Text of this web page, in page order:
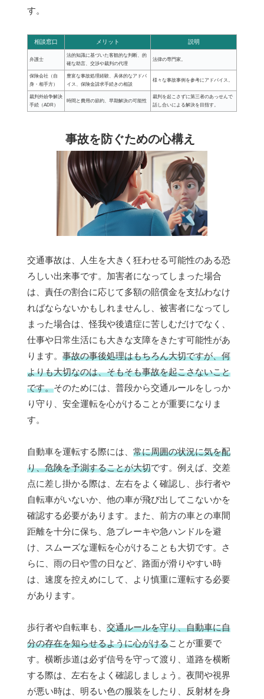
す。
相談窓口 メリット 説明
弁護士
法的知識に基づいた客観的な判断、的
確な助言、交渉や裁判の代理
法律の専門家。
保険会社（自
身・相手方）
豊富な事故処理経験、具体的なアドバ
イス、保険金請求手続きの相談
様々な事故事例を参考にアドバイス。
裁判外紛争解決
手続（ADR）
時間と費用の節約、早期解決の可能性
裁判を起こさずに第三者のあっせんで
話し合いによる解決を目指す。
事故を防ぐための心構え
交通事故は、人生を大きく狂わせる可能性のある恐
ろしい出来事です。加害者になってしまった場合
は、責任の割合に応じて多額の賠償金を支払わなけ
ればならないかもしれませんし、被害者になってし
まった場合は、怪我や後遺症に苦しむだけでなく、
仕事や日常生活にも大きな支障をきたす可能性があ
ります。 事故の事後処理はもちろん大切ですが、何
よりも大切なのは、そもそも事故を起こさないこと
です。そのためには、普段から交通ルールをしっか
り守り、安全運転を心がけることが重要になりま
す。
自動車を運転する際には、 常に周囲の状況に気を配
り、危険を予測することが大切です。例えば、交差
点に差し掛かる際は、左右をよく確認し、歩行者や
自転車がいないか、他の車が飛び出してこないかを
確認する必要があります。また、前方の車との車間
距離を十分に保ち、急ブレーキや急ハンドルを避
け、スムーズな運転を心がけることも大切です。さ
らに、雨の日や雪の日など、路面が滑りやすい時
は、速度を控えめにして、より慎重に運転する必要
があります。
歩行者や自転車も、 交通ルールを守り、自動車に自
分の存在を知らせるように心がけることが重要で
す。横断歩道は必ず信号を守って渡り、道路を横断
する際は、左右をよく確認しましょう。夜間や視界
が悪い時は、明るい色の服装をしたり、反射材を身